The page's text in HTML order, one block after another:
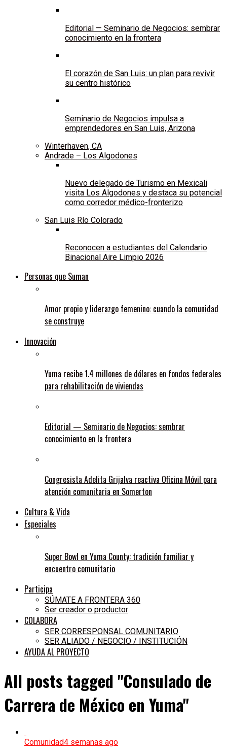
Editorial — Seminario de Negocios: sembrar
conocimiento en la frontera
El corazón de San Luis: un plan para revivir
su centro histórico
Seminario de Negocios impulsa a
emprendedores en San Luis, Arizona
Winterhaven, CA
Andrade – Los Algodones
Nuevo delegado de Turismo en Mexicali
visita Los Algodones y destaca su potencial
como corredor médico-fronterizo
San Luis Río Colorado
Reconocen a estudiantes del Calendario
Binacional Aire Limpio 2026
Personas que Suman
Amor propio y liderazgo femenino: cuando la comunidad
se construye
Innovación
Yuma recibe 1.4 millones de dólares en fondos federales
para rehabilitación de viviendas
Editorial — Seminario de Negocios: sembrar
conocimiento en la frontera
Congresista Adelita Grijalva reactiva Oficina Móvil para
atención comunitaria en Somerton
Cultura & Vida
Especiales
Super Bowl en Yuma County: tradición familiar y
encuentro comunitario
Participa
SÚMATE A FRONTERA 360
Ser creador o productor
COLABORA
SER CORRESPONSAL COMUNITARIO
SER ALIADO / NEGOCIO / INSTITUCIÓN
AYUDA AL PROYECTO
All posts tagged "Consulado de
Carrera de México en Yuma"
Comunidad4 semanas ago